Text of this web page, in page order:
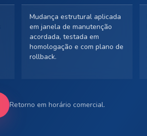
Mudança estrutural aplicada
em janela de manutenção
acordada, testada em
homologação e com plano de
rollback.
Retorno em horário comercial.